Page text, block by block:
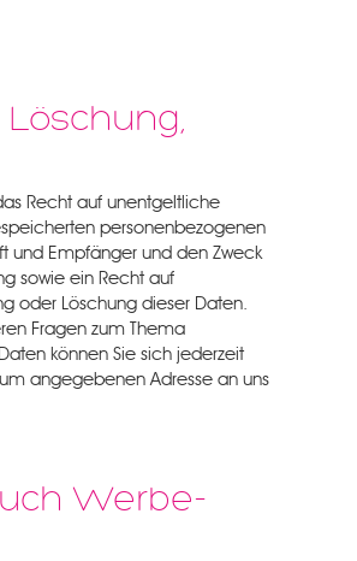
Recht auf unentgeltliche
personenbezogenen
und Empfänger und den Zweck
sowie ein Recht auf
oder Löschung dieser Daten.
Fragen zum Thema
können Sie sich jederzeit
angegebenen Adresse an uns
Werbe-